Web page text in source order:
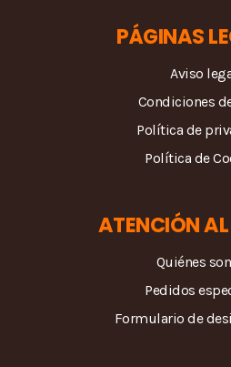
PÁGINAS
Aviso
Condiciones
Política de
Política de
ATENCIÓN
Quiénes
Pedidos
Formulario de